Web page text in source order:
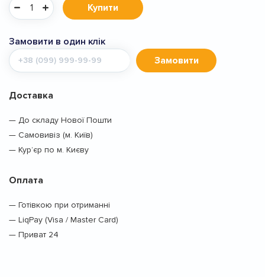
Купити
Замовити в один клік
Мобільний
телефон
Замовити
Доставка
— До складу Нової Пошти
— Самовивіз (м. Київ)
— Кур’єр по м. Києву
Оплата
— Готівкою при отриманні
— LiqPay (Visa / Master Card)
— Приват 24